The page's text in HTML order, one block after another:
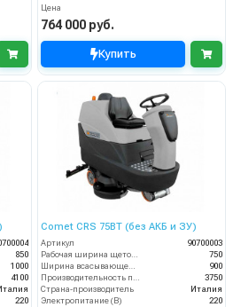
Цена
764 000 руб.
Купить
850
1000
4100
220
Comet CRS 75BT (без АКБ и ЗУ)
Артикул
90700003
Рабочая ширина щеток (мм)
750
Ширина всасывающей балки (мм)
900
Производительность по площади (м2/ч)
3750
Страна-производитель
Италия
Электропитание (В)
220